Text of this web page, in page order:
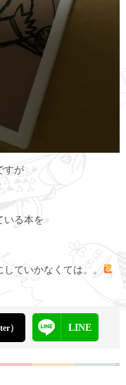
すが
いる本を
ていかなくては。。
） LINE